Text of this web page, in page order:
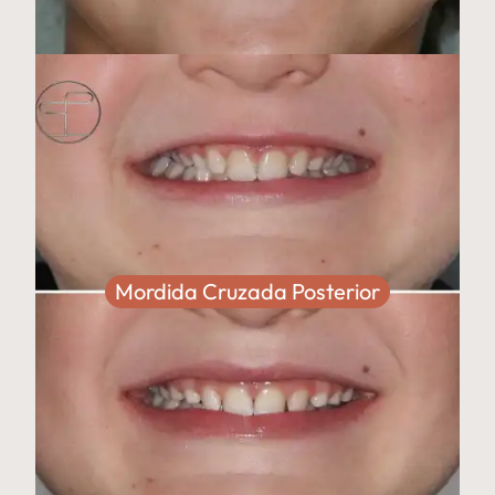
Mordida Cruzada Posterior